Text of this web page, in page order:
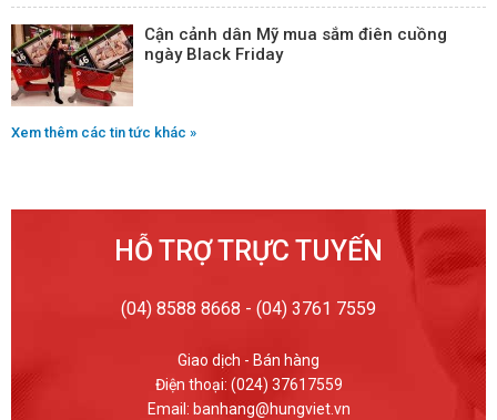
Cận cảnh dân Mỹ mua sắm điên cuồng
ngày Black Friday
Xem thêm các tin tức khác »
HỖ TRỢ TRỰC TUYẾN
(04) 8588 8668 - (04) 3761 7559
Giao dịch - Bán hàng
Điện thoại: (024) 37617559
Email: banhang@hungviet.vn